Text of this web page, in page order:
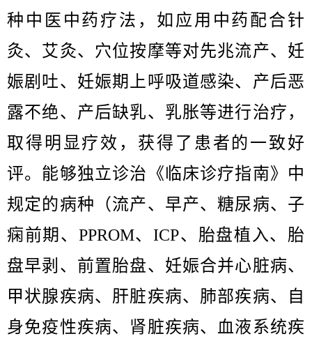
种中医中药疗法，如应用中药配合针
灸、艾灸、穴位按摩等对先兆流产、妊
娠剧吐、妊娠期上呼吸道感染、产后恶
露不绝、产后缺乳、乳胀等进行治疗，
取得明显疗效，获得了患者的一致好
评。 能够独立诊治《临床诊疗指南》中
规定的病种（流产、早产、糖尿病、子
痫前期、PPROM、ICP、胎盘植入、胎
盘早剥、前置胎盘、妊娠合并心脏病、
甲状腺疾病、肝脏疾病、肺部疾病、自
身免疫性疾病、肾脏疾病、血液系统疾